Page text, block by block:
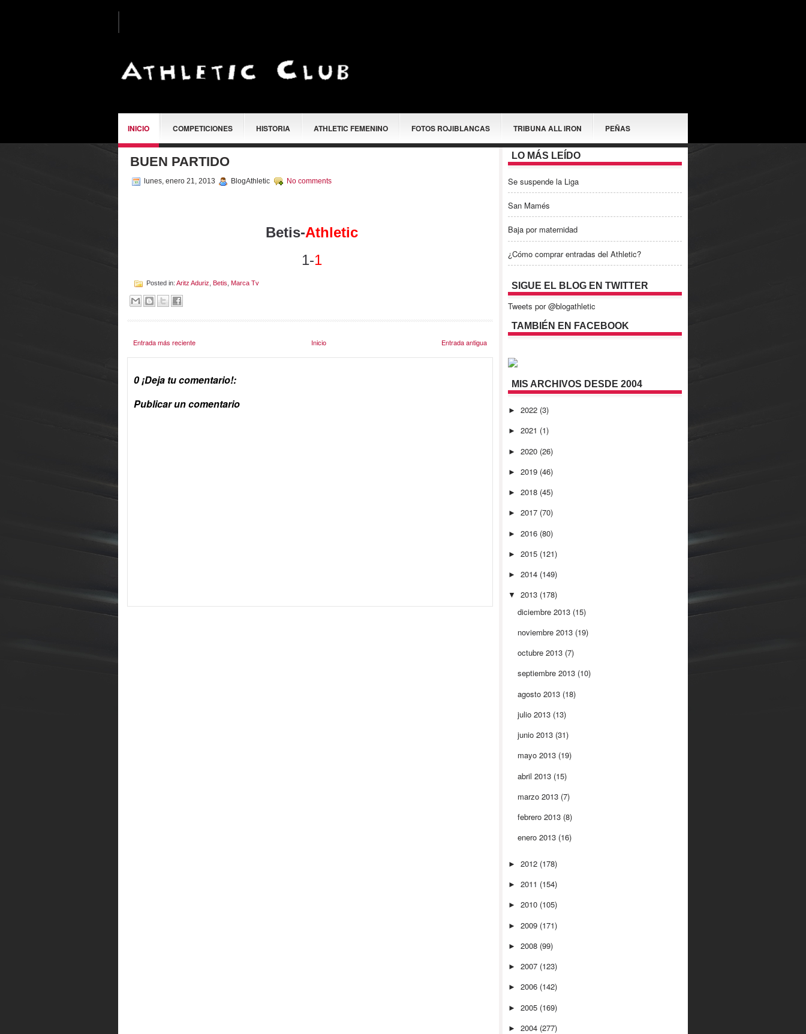
INICIO COMPETICIONES HISTORIA ATHLETIC FEMENINO FOTOS ROJIBLANCAS TRIBUNA ALL IRON PEÑAS
SOBRE MÍ
BUEN PARTIDO
lunes, enero 21, 2013 BlogAthletic No comments
Betis-Athletic
1-1
Posted in: Aritz Aduriz Betis Marca Tv
Entrada más reciente Entrada antigua
Inicio
0 ¡Deja tu comentario!:
Publicar un comentario
LO MÁS LEÍDO
Se suspende la Liga
San Mamés
Baja por maternidad
¿Cómo comprar entradas del Athletic?
SIGUE EL BLOG EN TWITTER
Tweets por @blogathletic
TAMBIÉN EN FACEBOOK
MIS ARCHIVOS DESDE 2004
► 2022 (3)
► 2021 (1)
► 2020 (26)
► 2019 (46)
► 2018 (45)
► 2017 (70)
► 2016 (80)
► 2015 (121)
► 2014 (149)
▼ 2013 (178)
diciembre 2013 (15)
noviembre 2013 (19)
octubre 2013 (7)
septiembre 2013 (10)
agosto 2013 (18)
julio 2013 (13)
junio 2013 (31)
mayo 2013 (19)
abril 2013 (15)
marzo 2013 (7)
febrero 2013 (8)
enero 2013 (16)
► 2012 (178)
► 2011 (154)
► 2010 (105)
► 2009 (171)
► 2008 (99)
► 2007 (123)
► 2006 (142)
► 2005 (169)
► 2004 (277)